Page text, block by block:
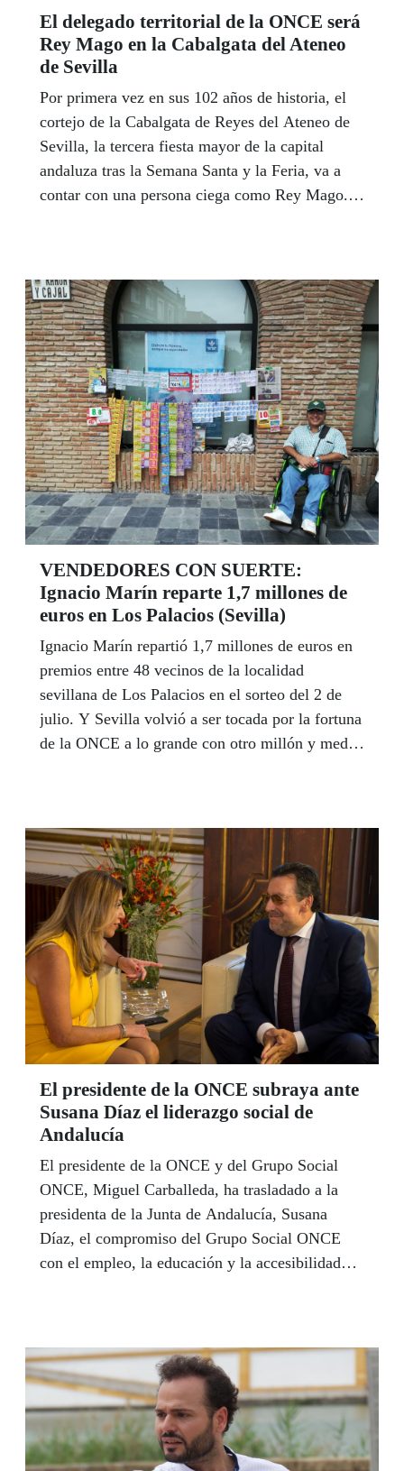
El delegado territorial de la ONCE será
Rey Mago en la Cabalgata del Ateneo
de Sevilla
Por primera vez en sus 102 años de historia, el
cortejo de la Cabalgata de Reyes del Ateneo de
Sevilla, la tercera fiesta mayor de la capital
andaluza tras la Semana Santa y la Feria, va a
contar con una persona ciega como Rey Mago.
junto al empresario Miguel Gallego, Melchor, y
el director regional de El Corte Inglés en Sevilla,
Ángel Aguado. “Quiero compartir con todos los
sevillanos y sevillanas la ilusión de todos los
hombres y mujeres de la ONCE”, dijo tras
aceptar la invitación del presidente del Ateneo,
Alberto Máximo Pérez Calero.
VENDEDORES CON SUERTE:
Ignacio Marín reparte 1,7 millones de
euros en Los Palacios (Sevilla)
Ignacio Marín repartió 1,7 millones de euros en
premios entre 48 vecinos de la localidad
sevillana de Los Palacios en el sorteo del 2 de
julio. Y Sevilla volvió a ser tocada por la fortuna
de la ONCE a lo grande con otro millón y medio
euros al mes y 5.000 euros al mes durante 20
años.
El presidente de la ONCE subraya ante
Susana Díaz el liderazgo social de
Andalucía
El presidente de la ONCE y del Grupo Social
ONCE, Miguel Carballeda, ha trasladado a la
presidenta de la Junta de Andalucía, Susana
Díaz, el compromiso del Grupo Social ONCE
con el empleo, la educación y la accesibilidad
principal de las políticas sociales”. Carballeda
mantuvo un encuentro institucional el pasado 24
de julio en el palacio de San Telmo, sede de la
presidencia de la Junta de Andalucía, en el que
participaron el vicepresidente ejecutivo de